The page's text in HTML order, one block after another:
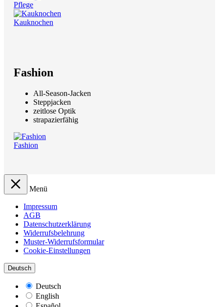
Pflege
Kauknochen
Fashion
All-Season-Jacken
Steppjacken
zeitlose Optik
strapazierfähig
Fashion
Menü
Impressum
AGB
Datenschutzerklärung
Widerrufsbelehrung
Muster-Widerrufsformular
Cookie-Einstellungen
Deutsch
Deutsch
English